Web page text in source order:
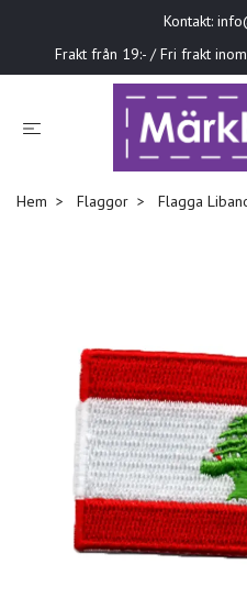
Kontakt:
Frakt från 19:- / Fri frakt
Hem Flaggor Flagga